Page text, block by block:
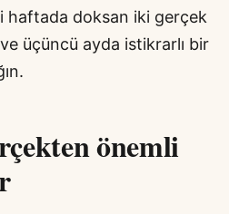
haftada doksan iki gerçek
üçüncü ayda istikrarlı bir
önemli